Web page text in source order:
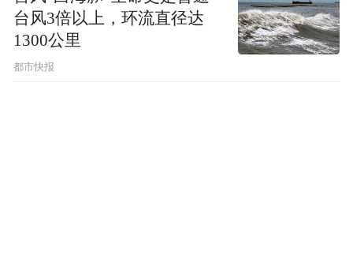
台风3倍以上，环流直径达
1300公里
都市快报